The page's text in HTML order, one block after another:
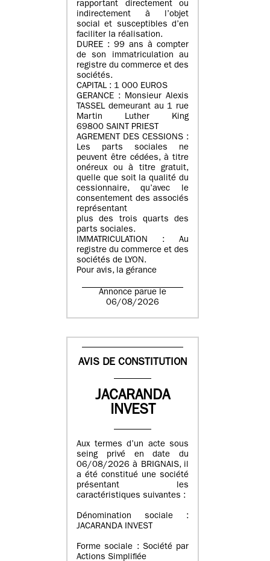
rapportant directement ou
indirectement à l’objet
social et susceptibles d’en
faciliter la réalisation.
DUREE : 99 ans à compter
de son immatriculation au
registre du commerce et des
sociétés.
CAPITAL : 1 000 EUROS
GERANCE : Monsieur Alexis
TASSEL demeurant au 1 rue
Martin Luther King
69800 SAINT PRIEST
AGREMENT DES CESSIONS :
Les parts sociales ne
peuvent être cédées, à titre
onéreux ou à titre gratuit,
quelle que soit la qualité du
cessionnaire, qu’avec le
consentement des associés
représentant
plus des trois quarts des
parts sociales.
IMMATRICULATION : Au
registre du commerce et des
sociétés de LYON.
Pour avis, la gérance
Annonce parue le
06/08/2026
AVIS DE CONSTITUTION
JACARANDA
INVEST
Aux termes d’un acte sous
seing privé en date du
06/08/2026 à BRIGNAIS, il
a été constitué une société
présentant les
caractéristiques suivantes :
Dénomination sociale :
JACARANDA INVEST
Forme sociale : Société par
Actions Simplifiée